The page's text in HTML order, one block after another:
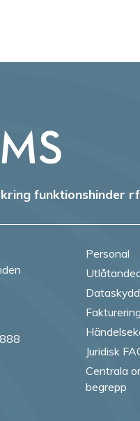
funktionshinder rf
Personal
Fakturering
Juridisk
Centrala
begrepp